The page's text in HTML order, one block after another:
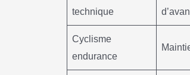
technique
Cyclisme
endurance